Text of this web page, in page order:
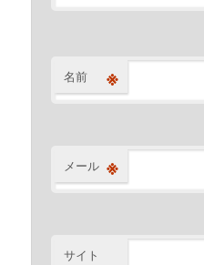
名前 ※
メール ※
サイト